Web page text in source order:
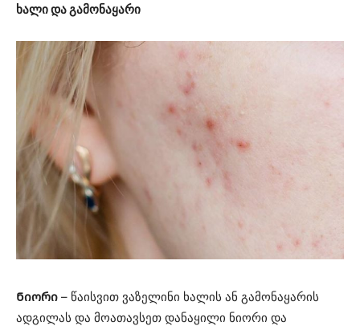
ხალი და გამონაყარი
Ნიორი – წაისვით ვაზელინი ხალის ან გამონაყარის
ადგილას და მოათავსეთ დანაყილი ნიორი და